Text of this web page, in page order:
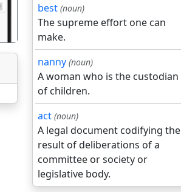
best (noun)
The supreme effort one can
make.
nanny (noun)
A woman who is the custodian
of children.
act (noun)
A legal document codifying the
result of deliberations of a
committee or society or
legislative body.